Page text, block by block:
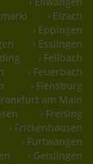
› Elzach
› Eppingen
› Esslingen
› Fellbach
› Feuerbach
› Flensburg
am Main
› Freising
› Frickenhausen
› Furtwangen
› Geislingen